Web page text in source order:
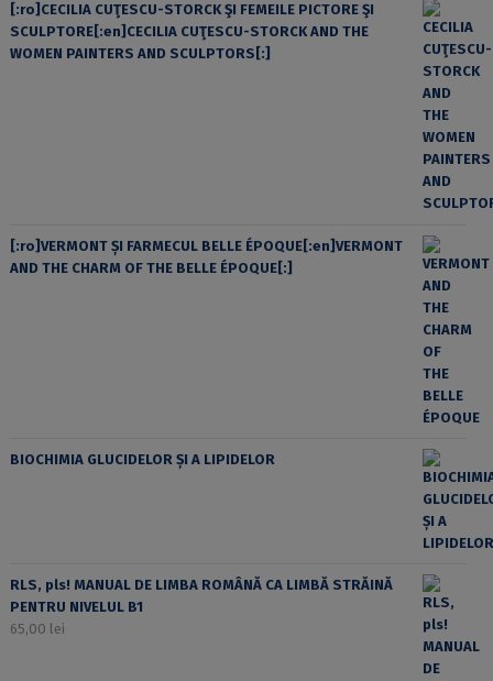
[:ro]CECILIA CUŢESCU-STORCK ŞI FEMEILE PICTORE ŞI
SCULPTORE[:en]CECILIA CUŢESCU-STORCK AND THE
WOMEN PAINTERS AND SCULPTORS[:]
[:ro]VERMONT ȘI FARMECUL BELLE ÉPOQUE[:en]VERMONT
AND THE CHARM OF THE BELLE ÉPOQUE[:]
BIOCHIMIA GLUCIDELOR ȘI A LIPIDELOR
RLS, pls! MANUAL DE LIMBA ROMÂNĂ CA LIMBĂ STRĂINĂ
PENTRU NIVELUL B1
65,00 lei